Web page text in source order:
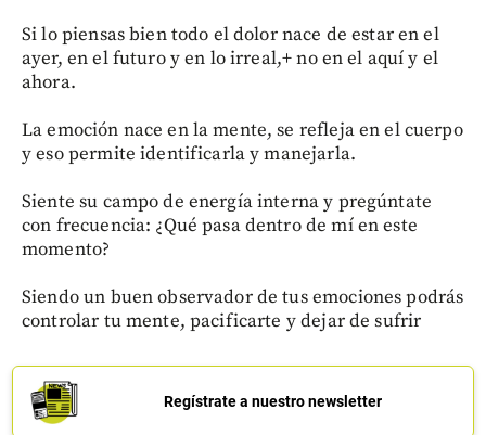
Si lo piensas bien todo el dolor nace de estar en el
ayer, en el futuro y en lo irreal,+ no en el aquí y el
ahora.
La emoción nace en la mente, se refleja en el cuerpo
y eso permite identificarla y manejarla.
Siente su campo de energía interna y pregúntate
con frecuencia: ¿Qué pasa dentro de mí en este
momento?
Siendo un buen observador de tus emociones podrás
controlar tu mente, pacificarte y dejar de sufrir
Regístrate a nuestro newsletter